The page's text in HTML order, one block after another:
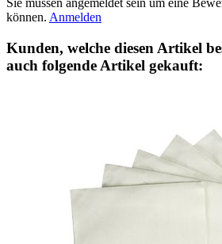
können. Anmelden
Kunden, welche diesen Artikel
auch folgende Artikel gekauft: